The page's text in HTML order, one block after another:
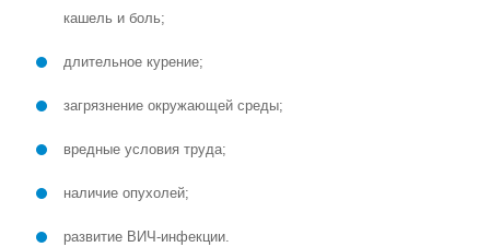
кашель и боль;
длительное курение;
загрязнение окружающей среды;
вредные условия труда;
наличие опухолей;
развитие ВИЧ-инфекции.